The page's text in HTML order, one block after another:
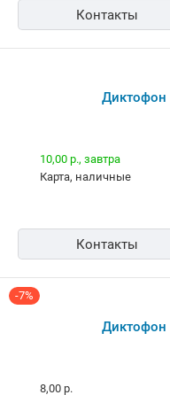
Контакты
Диктофон
10,00 р., завтра
карта, наличные
Контакты
-7%
Диктофон
8,00 р.